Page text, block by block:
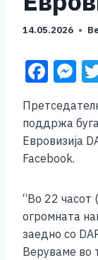
14.05.2026
F
c
e
b
o
k
M
ss
e
er
поддржа
Евровизија
Facebook.
“Во 22 часот
огромната
заедно со
Веруваме во